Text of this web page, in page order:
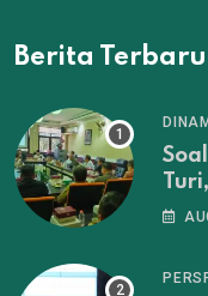
Berita Terbaru